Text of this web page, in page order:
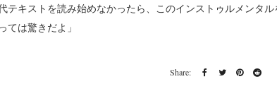
テキストを読み始めなかったら、このインストゥルメンタ
ては驚きだよ」